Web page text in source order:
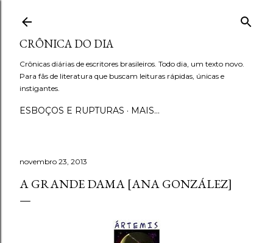
CRÔNICA DO DIA
Crônicas diárias de escritores brasileiros. Todo dia, um texto novo.
Para fãs de literatura que buscam leituras rápidas, únicas e
instigantes.
ESBOÇOS E RUPTURAS MAIS…
novembro 23, 2013
A GRANDE DAMA [ANA GONZÁLEZ]